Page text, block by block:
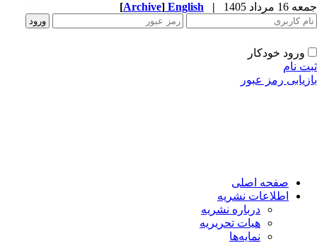
مرداد 1405 |
English
[Archive]
ورود خودکار
نام
رمز عبور
صفحه اصلی
اطلاعات نشریه
درباره نشریه
هیات تحریریه
نمایه‌ها